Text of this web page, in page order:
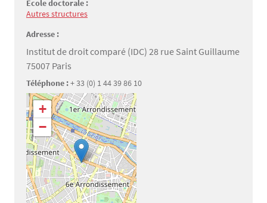
Ecole doctorale :
Autres structures
Adresse :
Institut de droit comparé (IDC) 28 rue Saint Guillaume
75007 Paris
Téléphone :+ 33 (0) 1 44 39 86 10
Géolocalisation
+
−